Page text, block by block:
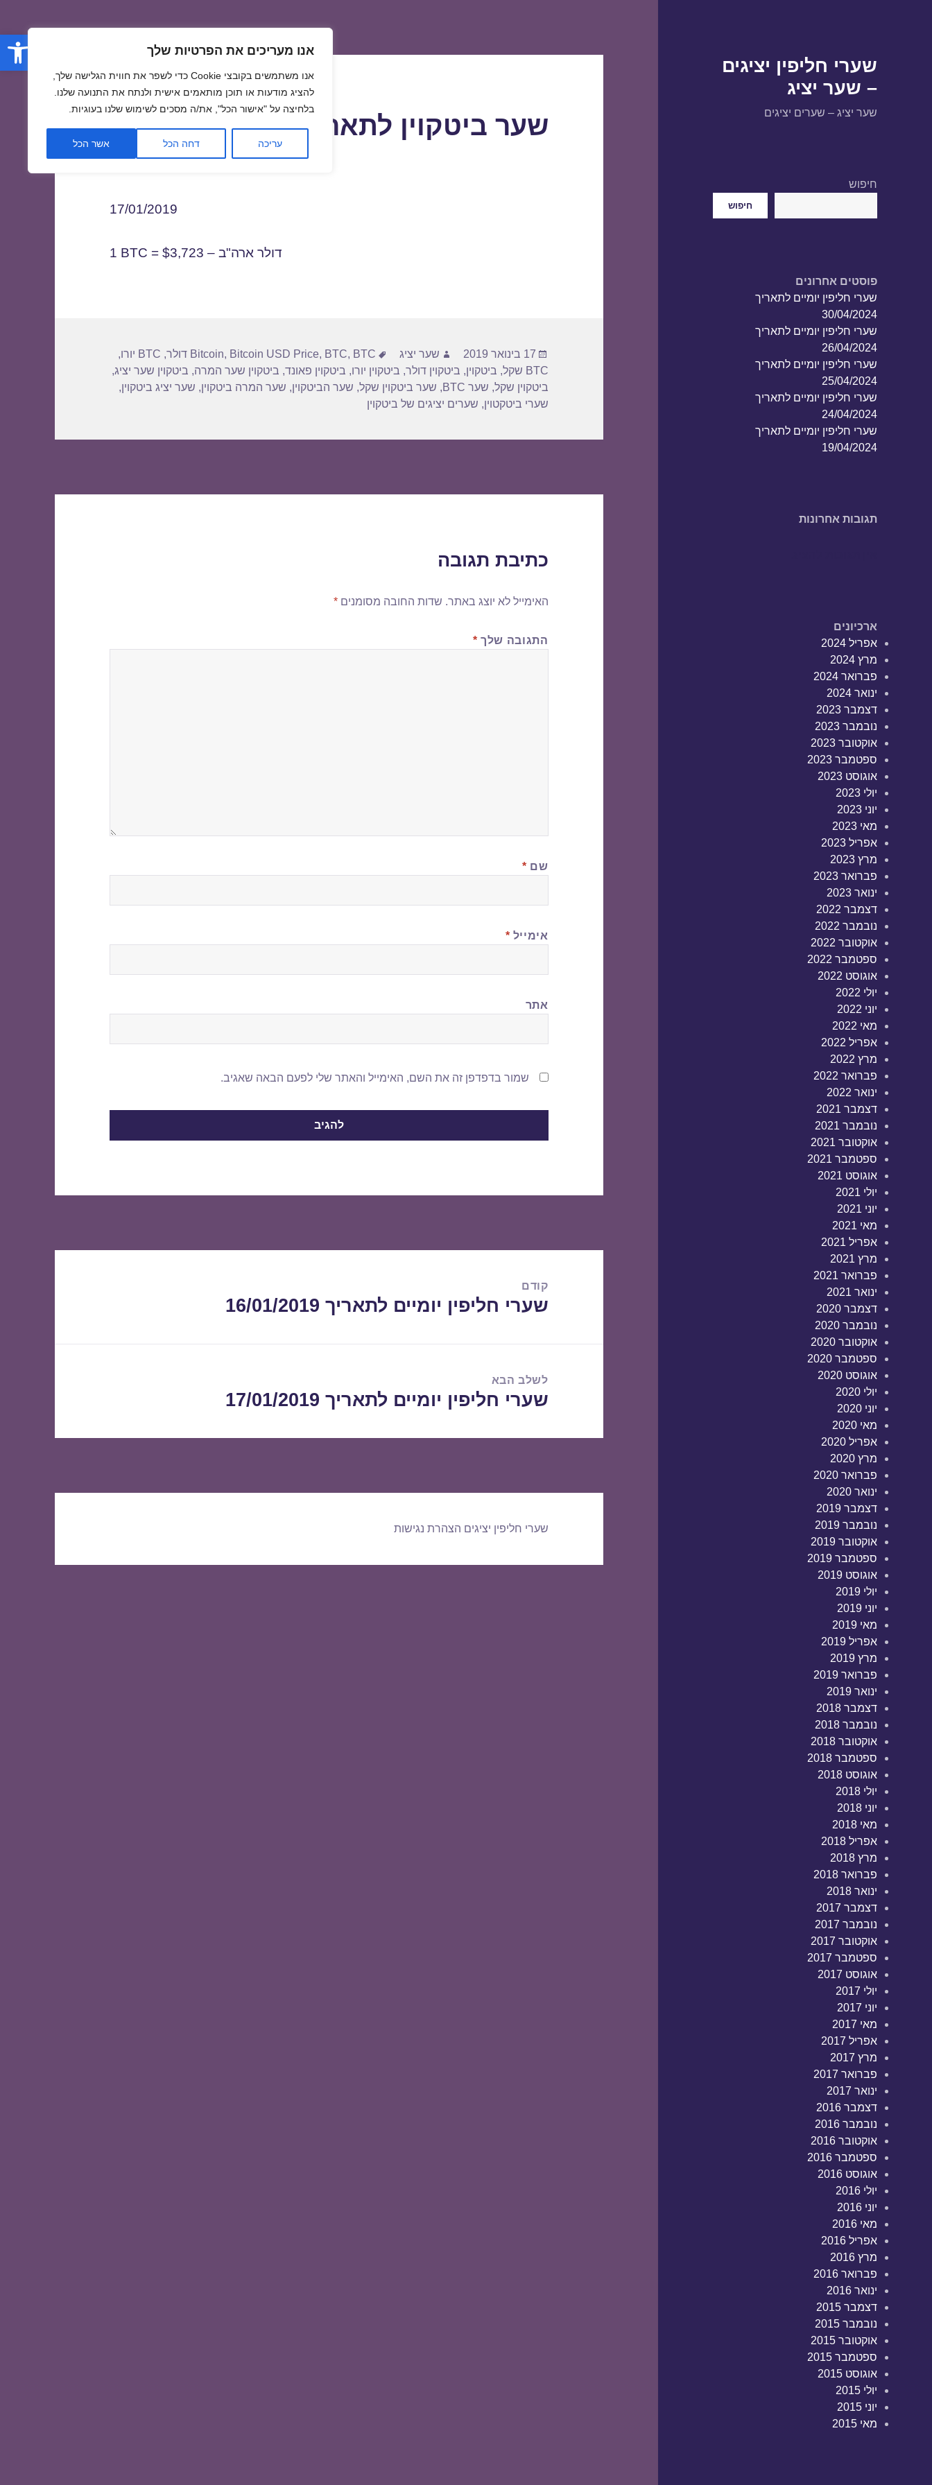
פתח אנו מעריכים את הפרטיות שלך
אנו משתמשים בקובצי Cookie כדי לשפר את חווית הגלישה שלך,
להציג מודעות או תוכן מותאמים אישית ולנתח את התנועה שלנו.
בלחיצה על "אישור הכל", את/ה מסכים לשימוש שלנו בעוגיות.
עריכה דחה הכל אשר הכל
שערי חליפין יציגים
– שער יציג
שער יציג – שערים יציגים
חיפוש
חיפוש
פוסטים אחרונים
שערי חליפין יומיים לתאריך
30/04/2024
שערי חליפין יומיים לתאריך
26/04/2024
שערי חליפין יומיים לתאריך
25/04/2024
שערי חליפין יומיים לתאריך
24/04/2024
שערי חליפין יומיים לתאריך
19/04/2024
תגובות אחרונות
ארכיונים
אפריל 2024
מרץ 2024
פברואר 2024
ינואר 2024
דצמבר 2023
נובמבר 2023
אוקטובר 2023
ספטמבר 2023
אוגוסט 2023
יולי 2023
יוני 2023
מאי 2023
אפריל 2023
מרץ 2023
פברואר 2023
ינואר 2023
דצמבר 2022
נובמבר 2022
אוקטובר 2022
ספטמבר 2022
אוגוסט 2022
יולי 2022
יוני 2022
מאי 2022
אפריל 2022
מרץ 2022
פברואר 2022
ינואר 2022
דצמבר 2021
נובמבר 2021
אוקטובר 2021
ספטמבר 2021
אוגוסט 2021
יולי 2021
יוני 2021
מאי 2021
אפריל 2021
מרץ 2021
פברואר 2021
ינואר 2021
דצמבר 2020
נובמבר 2020
אוקטובר 2020
ספטמבר 2020
אוגוסט 2020
יולי 2020
יוני 2020
מאי 2020
אפריל 2020
מרץ 2020
פברואר 2020
ינואר 2020
דצמבר 2019
נובמבר 2019
אוקטובר 2019
ספטמבר 2019
אוגוסט 2019
יולי 2019
יוני 2019
מאי 2019
אפריל 2019
מרץ 2019
פברואר 2019
ינואר 2019
דצמבר 2018
נובמבר 2018
אוקטובר 2018
ספטמבר 2018
אוגוסט 2018
יולי 2018
יוני 2018
מאי 2018
אפריל 2018
מרץ 2018
פברואר 2018
ינואר 2018
דצמבר 2017
נובמבר 2017
אוקטובר 2017
ספטמבר 2017
אוגוסט 2017
יולי 2017
יוני 2017
מאי 2017
אפריל 2017
מרץ 2017
פברואר 2017
ינואר 2017
דצמבר 2016
נובמבר 2016
אוקטובר 2016
ספטמבר 2016
אוגוסט 2016
יולי 2016
יוני 2016
מאי 2016
אפריל 2016
מרץ 2016
פברואר 2016
ינואר 2016
דצמבר 2015
נובמבר 2015
אוקטובר 2015
ספטמבר 2015
אוגוסט 2015
יולי 2015
יוני 2015
מאי 2015
שער ביטקוין לתאריך 17/01/2019
17/01/2019
1 BTC = $3,723 – דולר ארה"ב
פורסם
בתאריך
17 בינואר 2019 מחבר
שער יציג תגיות Bitcoin, Bitcoin USD Price, BTC, BTC דולר , BTC יורו
,
BTC שקל
, ביטקוין, ביטקוין דולר, ביטקוין יורו, ביטקוין פאונד, ביטקוין שער המרה, ביטקוין שער יציג,
ביטקוין שקל, שער BTC , שער ביטקוין שקל, שער הביטקוין, שער המרה ביטקוין, שער יציג ביטקוין,
שערי ביטקטוין, שערים יציגים של ביטקוין
כתיבת תגובה
האימייל לא יוצג באתר. שדות החובה מסומנים*
התגובה שלך *
שם *
אימייל *
אתר
שמור בדפדפן זה את השם, האימייל והאתר שלי לפעם הבאה שאגיב.
קודם
הפוסט
שערי חליפין יומיים לתאריך 16/01/2019
לשלב הבא
הפוסט
שערי חליפין יומיים לתאריך 17/01/2019
שערי חליפין יציגים הצהרת נגישות